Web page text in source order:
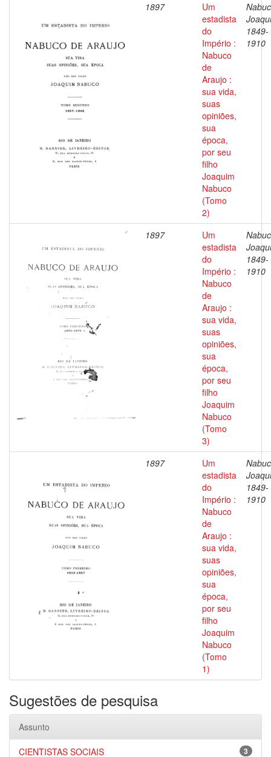
1897
Um
estadista
do
Império :
Nabuco
de
Araujo :
sua vida,
suas
opiniões,
sua
época,
por seu
filho
Joaquim
Nabuco
(Tomo
2)
1849-
1910
1897
Um
estadista
do
Império :
Nabuco
de
Araujo :
sua vida,
suas
opiniões,
sua
época,
por seu
filho
Joaquim
Nabuco
(Tomo
3)
1849-
1910
1897
Um
estadista
do
Império :
Nabuco
de
Araujo :
sua vida,
suas
opiniões,
sua
época,
por seu
filho
Joaquim
Nabuco
(Tomo
1)
1849-
1910
Sugestões de pesquisa
Assunto
3
CIENTISTAS SOCIAIS